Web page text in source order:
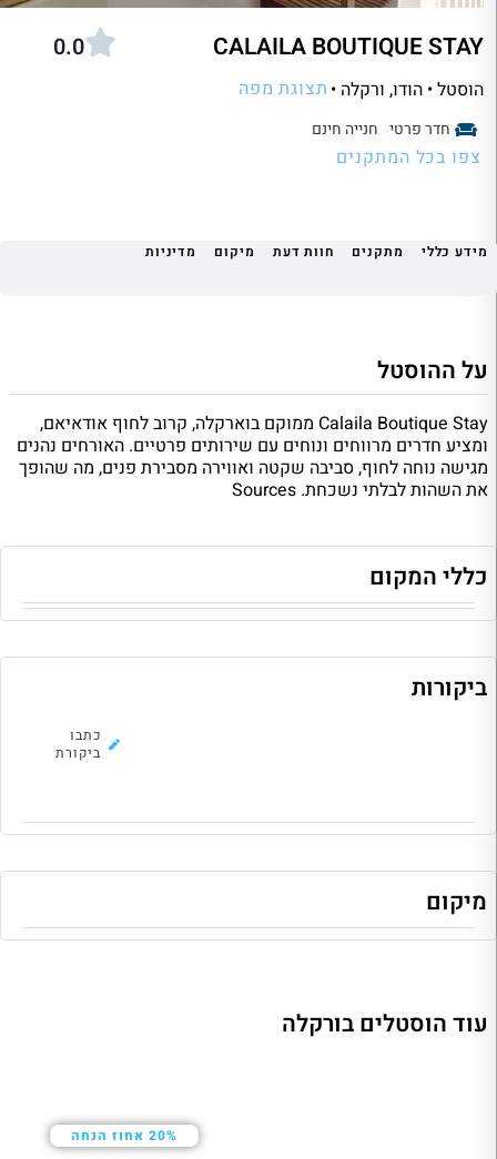
CALAILA BOUTIQUE STAY
0.0
הוסטל • הודו, ורקלה • תצוגת מפה
חדר פרטי חנייה חינם
צפו בכל המתקנים
מידע כללי מתקנים חוות דעת מיקום מדיניות
על ההוסטל
Calaila Boutique Stay ממוקם בוארקלה, קרוב לחוף אודאיאם,
ומציע חדרים מרווחים ונוחים עם שירותים פרטיים. האורחים נהנים
מגישה נוחה לחוף, סביבה שקטה ואווירה מסבירת פנים, מה שהופך
את השהות לבלתי נשכחת.​ Sources
כללי המקום
ביקורות
כתבו
ביקורת
מיקום
עוד הוסטלים בורקלה
20% אחוז הנחה